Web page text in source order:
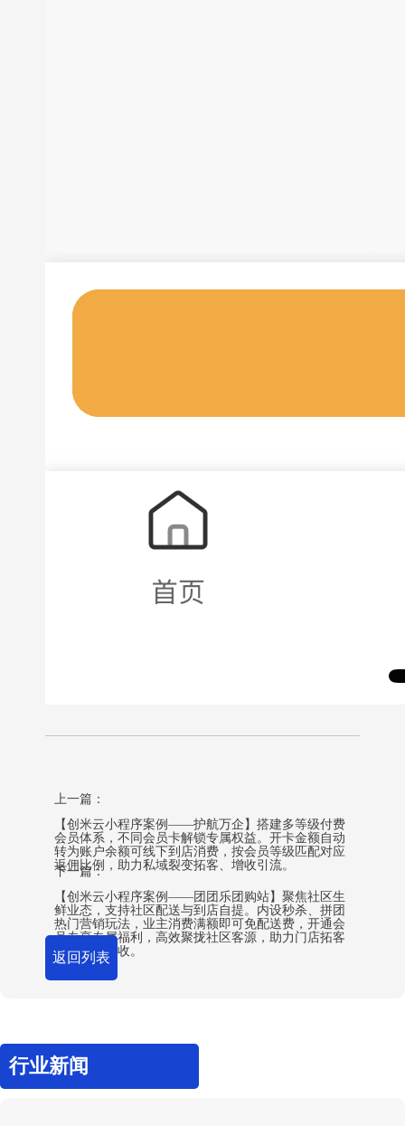
上一篇：
【创米云小程序案例——护航万企】搭建多等级付费
会员体系，不同会员卡解锁专属权益。开卡金额自动
转为账户余额可线下到店消费，按会员等级匹配对应
返佣比例，助力私域裂变拓客、增收引流。
下一篇：
【创米云小程序案例——团团乐团购站】聚焦社区生
鲜业态，支持社区配送与到店自提。内设秒杀、拼团
热门营销玩法，业主消费满额即可免配送费，开通会
员专享专属福利，高效聚拢社区客源，助力门店拓客
锁客提升营收。
返回列表
行业新闻